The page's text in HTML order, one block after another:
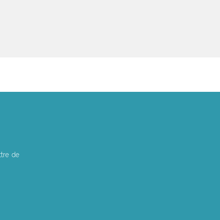
de